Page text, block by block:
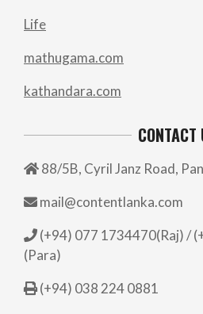
Life
mathugama.com
kathandara.com
CONTACT
88/5B, Cyril Janz Road,
mail@contentlanka.com
(+94) 077 1734470(Raj) /
(Para)
(+94) 038 224 0881